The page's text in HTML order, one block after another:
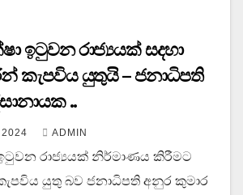
ඉටුවන රාජ්‍යයක් සදහා
කැපවිය යුතුයි – ජනාධිපති
..
2024 ADMIN
රාජ්‍යයක් නිර්මාණය කිරීමට
යුතු බව ජනාධිපති අනුර කුමාර